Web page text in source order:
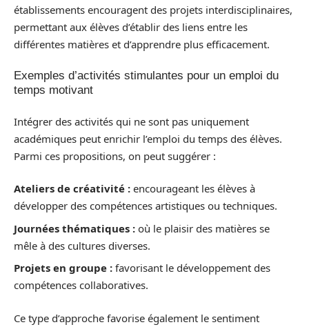
établissements encouragent des projets interdisciplinaires,
permettant aux élèves d’établir des liens entre les
différentes matières et d’apprendre plus efficacement.
Exemples d’activités stimulantes pour un emploi du
temps motivant
Intégrer des activités qui ne sont pas uniquement
académiques peut enrichir l’emploi du temps des élèves.
Parmi ces propositions, on peut suggérer :
Ateliers de créativité : encourageant les élèves à
développer des compétences artistiques ou techniques.
Journées thématiques : où le plaisir des matières se
mêle à des cultures diverses.
Projets en groupe : favorisant le développement des
compétences collaboratives.
Ce type d’approche favorise également le sentiment